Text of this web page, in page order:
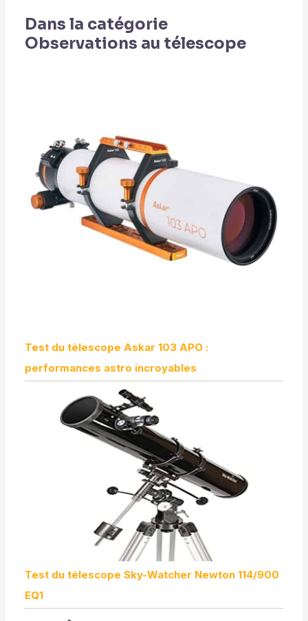
pour un anniversaire.
Dans la catégorie
Observations au télescope
Test du télescope Askar 103 APO :
performances astro incroyables
Test du télescope Sky-Watcher Newton 114/900
EQ1